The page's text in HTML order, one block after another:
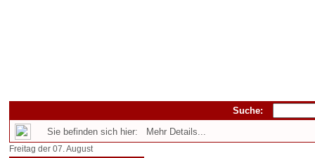
Suche:
Sie befinden sich hier: Mehr Details...
Freitag der 07. August